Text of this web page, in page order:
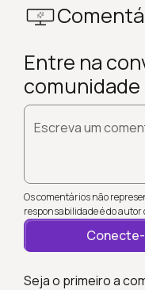
Entre na
comunidade
Escreva um
Os comentários não
responsabilidade é do
Seja o primeiro a